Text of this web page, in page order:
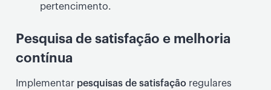
pertencimento.
Pesquisa de satisfação e melhoria
contínua
Implementar pesquisas de satisfação regulares